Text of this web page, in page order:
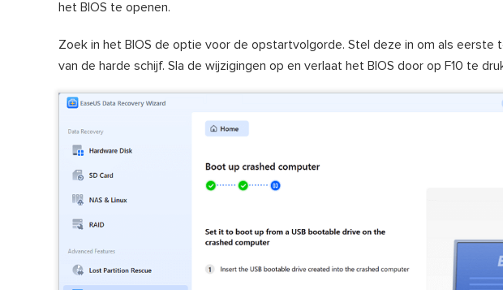
het BIOS te openen.
Zoek in het BIOS de optie voor de opstartvolgorde. Stel deze in om als eerste
van de harde schijf. Sla de wijzigingen op en verlaat het BIOS door op F10 te